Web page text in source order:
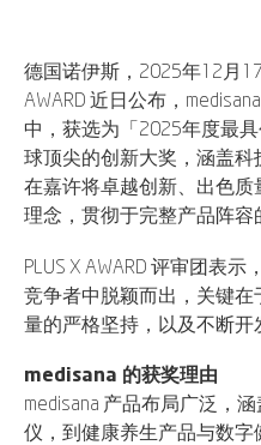
德国诺伊斯，2025年12月
AWARD 近日公布，
中，获选为「2025年度最
球顶尖的创新大奖，涵盖科
在嘉许将卓越创新、出色质
理念，贯彻于完整产品阵容
PLUS X AWARD 评审团表
竞争者中脱颖而出，关键
量的严格坚持，以及不断开
medisana 的获奖理由
medisana 产品布局广泛，
仪，到健康养生产品与数